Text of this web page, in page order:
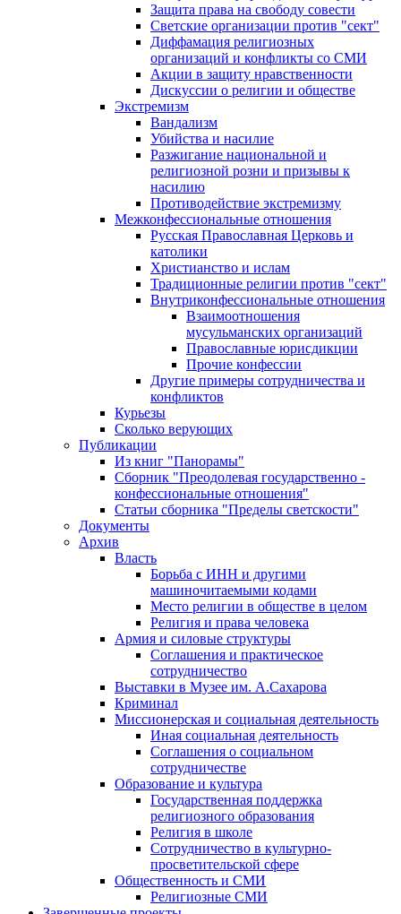
Защита права на свободу совести
Светские организации против "сект"
Диффамация религиозных
организаций и конфликты со СМИ
Акции в защиту нравственности
Дискуссии о религии и обществе
Экстремизм
Вандализм
Убийства и насилие
Разжигание национальной и
религиозной розни и призывы к
насилию
Противодействие экстремизму
Межконфессиональные отношения
Русская Православная Церковь и
католики
Христианство и ислам
Традиционные религии против "сект"
Внутриконфессиональные отношения
Взаимоотношения
мусульманских организаций
Православные юрисдикции
Прочие конфессии
Другие примеры сотрудничества и
конфликтов
Курьезы
Сколько верующих
Публикации
Из книг "Панорамы"
Сборник "Преодолевая государственно -
конфессиональные отношения"
Статьи сборника "Пределы светскости"
Документы
Архив
Власть
Борьба с ИНН и другими
машиночитаемыми кодами
Место религии в обществе в целом
Религия и права человека
Армия и силовые структуры
Соглашения и практическое
сотрудничество
Выставки в Музее им. А.Сахарова
Криминал
Миссионерская и социальная деятельность
Иная социальная деятельность
Соглашения о социальном
сотрудничестве
Образование и культура
Государственная поддержка
религиозного образования
Религия в школе
Сотрудничество в культурно-
просветительской сфере
Общественность и СМИ
Религиозные СМИ